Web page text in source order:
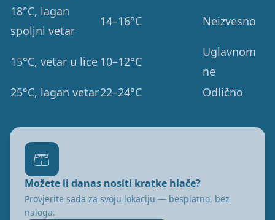
18°C, lagan
spoljni vetar
14–16°C Neizvesno
15°C, vetar u lice 10–12°C
Uglavnom
ne
25°C, lagan vetar22–24°C Odlično
🩳
Možete li danas nositi kratke hlače?
Provjerite sada za svoju lokaciju — besplatno, bez
naloga.